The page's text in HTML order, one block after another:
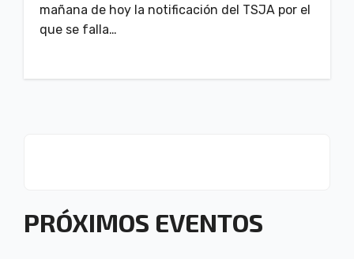
mañana de hoy la notificación del TSJA por el
que se falla…
PRÓXIMOS EVENTOS